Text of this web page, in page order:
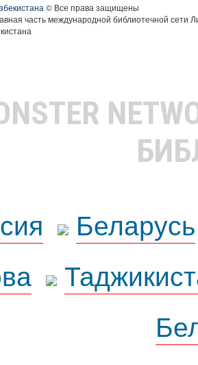
© Все права защищены
часть международной библиотечной сети
Беларусь